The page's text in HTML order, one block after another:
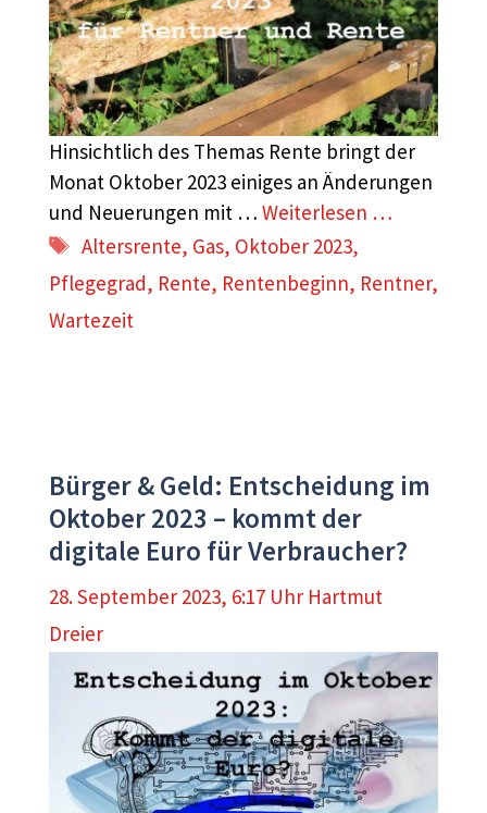
Hinsichtlich des Themas Rente bringt der
Monat Oktober 2023 einiges an Änderungen
und Neuerungen mit … Weiterlesen …
Schlagwörter
Altersrente, Gas, Oktober 2023,
Pflegegrad, Rente, Rentenbeginn, Rentner,
Wartezeit
Bürger & Geld: Entscheidung im
Oktober 2023 – kommt der
digitale Euro für Verbraucher?
28. September 2023, 6:17 Uhr Hartmut
Dreier